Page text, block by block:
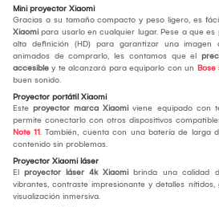
Mini proyector Xiaomi
Gracias a su tamaño compacto y peso ligero, es
Xiaomi para usarlo en cualquier lugar. Pese a que
alta definición (HD) para garantizar una imagen
animados de comprarlo, les contamos que el
accesible y te alcanzará para equiparlo con un
buen sonido.
Proyector portátil Xiaomi
Este proyector marca Xiaomi viene equipado con
permite conectarlo con otros dispositivos
Note 11. También, cuenta con una batería de larga
contenido sin problemas.
Proyector Xiaomi láser
El proyector láser 4k Xiaomi brinda una calidad
vibrantes, contraste impresionante y detalles
visualización inmersiva.